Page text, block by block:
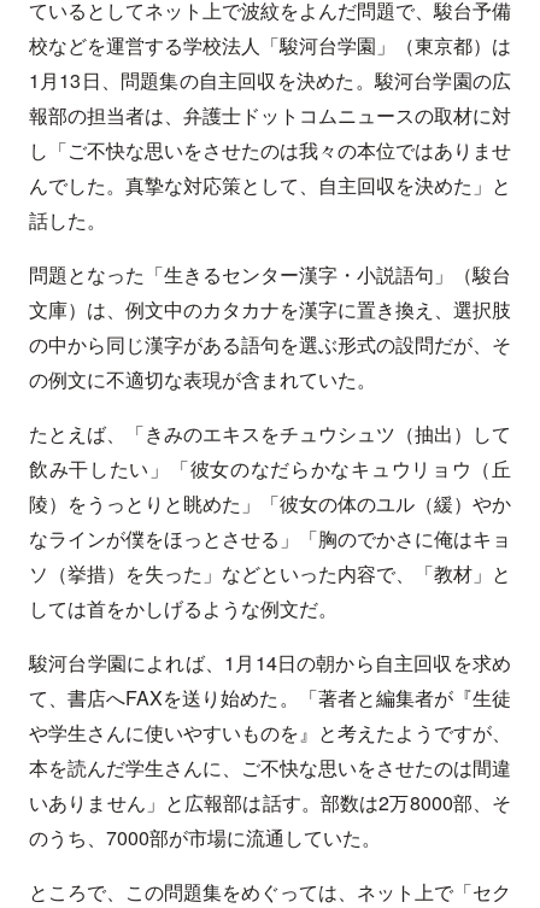
ているとしてネット上で波紋をよんだ問題で、駿台予備
校などを運営する学校法人「駿河台学園」（東京都）は
1月13日、問題集の自主回収を決めた。駿河台学園の広
報部の担当者は、弁護士ドットコムニュースの取材に対
し「ご不快な思いをさせたのは我々の本位ではありませ
んでした。真摯な対応策として、自主回収を決めた」と
話した。
問題となった「生きるセンター漢字・小説語句」（駿台
文庫）は、例文中のカタカナを漢字に置き換え、選択肢
の中から同じ漢字がある語句を選ぶ形式の設問だが、そ
の例文に不適切な表現が含まれていた。
たとえば、「きみのエキスをチュウシュツ（抽出）して
飲み干したい」「彼女のなだらかなキュウリョウ（丘
陵）をうっとりと眺めた」「彼女の体のユル（緩）やか
なラインが僕をほっとさせる」「胸のでかさに俺はキョ
ソ（挙措）を失った」などといった内容で、「教材」と
しては首をかしげるような例文だ。
駿河台学園によれば、1月14日の朝から自主回収を求め
て、書店へFAXを送り始めた。「著者と編集者が『生徒
や学生さんに使いやすいものを』と考えたようですが、
本を読んだ学生さんに、ご不快な思いをさせたのは間違
いありません」と広報部は話す。部数は2万8000部、そ
のうち、7000部が市場に流通していた。
ところで、この問題集をめぐっては、ネット上で「セク